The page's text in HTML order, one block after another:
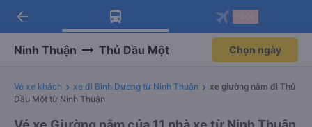
Tải app Vexere ngay!
Nhận ưu đãi thành viên độc
Mở app
Tải app Vexere
-30k/ghế khi đặt vé máy bay qua
Mở app
arrow_back
Ninh Thuận Thủ Dầu Một Chọn ngày
Vé xe khách xe đi Bình Dương từ Ninh Thuận
xe giường nằm đi Thủ
Dầu Một từ Ninh Thuận